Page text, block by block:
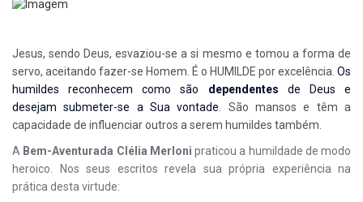
Jesus, sendo Deus, esvaziou-se a si mesmo e tomou a forma de
servo, aceitando fazer-se Homem. É o HUMILDE por excelência. Os
humildes reconhecem como são dependentes de Deus e
desejam submeter-se a Sua vontade . São mansos e têm a
capacidade de influenciar outros a serem humildes também.
A Bem-Aventurada Clélia Merloni praticou a humildade de modo
heroico. Nos seus escritos revela sua própria experiência na
prática desta virtude: